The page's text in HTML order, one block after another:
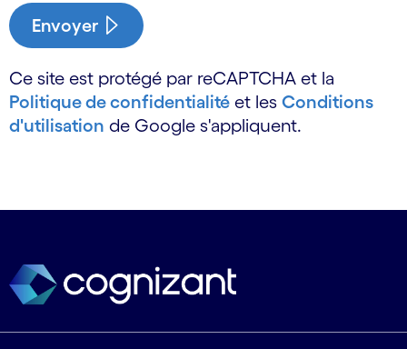
Envoyer
Ce site est protégé par reCAPTCHA et la
Politique de confidentialité et les Conditions
d'utilisation de Google s'appliquent.